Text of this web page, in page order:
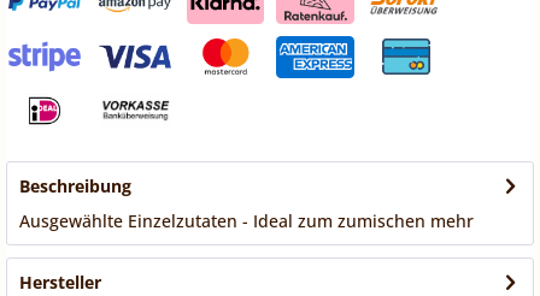
Beschreibung
Ausgewählte Einzelzutaten - Ideal zum zumischen mehr
Hersteller